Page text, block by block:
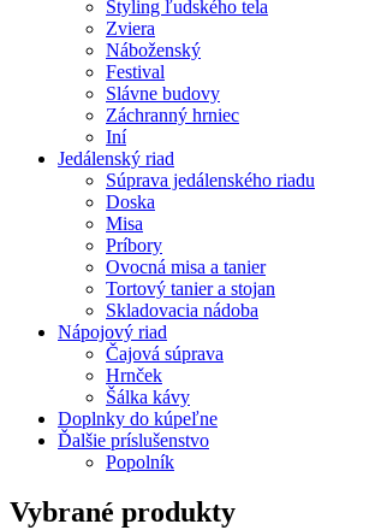
Styling ľudského tela
Zviera
Náboženský
Festival
Slávne budovy
Záchranný hrniec
Iní
Jedálenský riad
Súprava jedálenského riadu
Doska
Misa
Príbory
Ovocná misa a tanier
Tortový tanier a stojan
Skladovacia nádoba
Nápojový riad
Čajová súprava
Hrnček
Šálka ​​kávy
Doplnky do kúpeľne
Ďalšie príslušenstvo
Popolník
Vybrané produkty